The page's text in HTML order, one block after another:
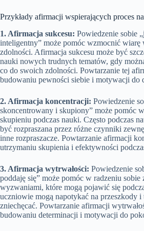
Przykłady afirmacji wspierających proces
1. Afirmacja sukcesu: Powiedzenie sobie
inteligentny” może pomóc wzmocnić wiarę
zdolności. Afirmacja sukcesu może być
nauki nowych trudnych tematów, gdy
co do swoich zdolności. Powtarzanie tej
budowaniu pewności siebie i motywacji do
2. Afirmacja koncentracji: Powiedzenie
skoncentrowany i skupiony” może pomóc
skupieniu podczas nauki. Często podczas
być rozpraszana przez różne czynniki
inne rozpraszacze. Powtarzanie afirmacji
utrzymaniu skupienia i efektywności
3. Afirmacja wytrwałości: Powiedzenie
poddaję się” może pomóc w radzeniu sobie
wyzwaniami, które mogą pojawić się
uczniowie mogą napotykać na przeszkody
zniechęcać. Powtarzanie afirmacji
budowaniu determinacji i motywacji do